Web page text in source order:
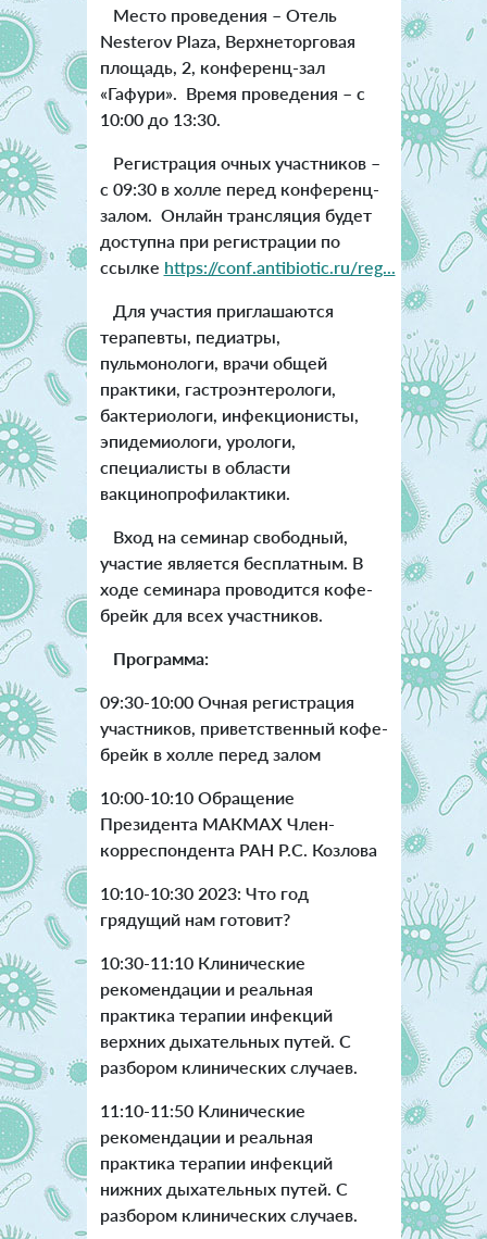
Место проведения – Отель
Nesterov Plaza, Верхнеторговая
площадь, 2, конференц-зал
«Гафури». Время проведения – с
10:00 до 13:30.
Регистрация очных участников –
с 09:30 в холле перед конференц-
залом. Онлайн трансляция будет
доступна при регистрации по
ссылке https://conf.antibiotic.ru/reg...
Для участия приглашаются
терапевты, педиатры,
пульмонологи, врачи общей
практики, гастроэнтерологи,
бактериологи, инфекционисты,
эпидемиологи, урологи,
специалисты в области
вакцинопрофилактики.
Вход на семинар свободный,
участие является бесплатным. В
ходе семинара проводится кофе-
брейк для всех участников.
Программа:
09:30-10:00 Очная регистрация
участников, приветственный кофе-
брейк в холле перед залом
10:00-10:10 Обращение
Президента МАКМАХ Член-
корреспондента РАН Р.С. Козлова
10:10-10:30 2023: Что год
грядущий нам готовит?
10:30-11:10 Клинические
рекомендации и реальная
практика терапии инфекций
верхних дыхательных путей. С
разбором клинических случаев.
11:10-11:50 Клинические
рекомендации и реальная
практика терапии инфекций
нижних дыхательных путей. С
разбором клинических случаев.